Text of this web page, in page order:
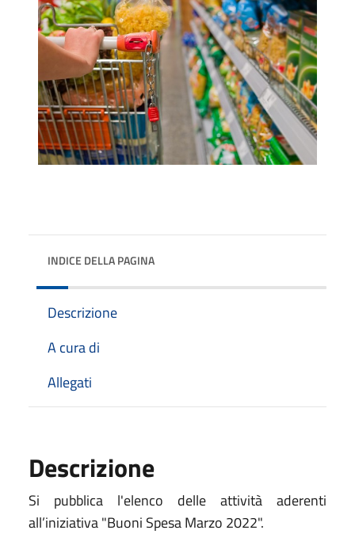
INDICE DELLA PAGINA
Descrizione
A cura di
Allegati
Descrizione
Si pubblica l'elenco delle attività aderenti
all’iniziativa "Buoni Spesa Marzo 2022".